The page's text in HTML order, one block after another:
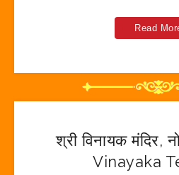
Read
श्री विनायक मंदिर,
Vinayaka